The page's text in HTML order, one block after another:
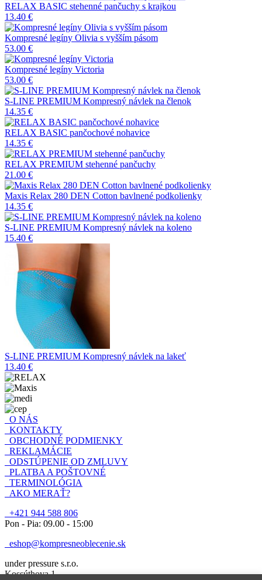
RELAX BASIC stehenné pančuchy s krajkou
13.40 €
Kompresné legíny Olivia s vyšším pásom
53.00 €
Kompresné legíny Victoria
53.00 €
S-LINE PREMIUM Kompresný návlek na členok
14.35 €
RELAX BASIC pančochové nohavice
14.35 €
RELAX PREMIUM stehenné pančuchy
21.00 €
Maxis Relax 280 DEN Cotton bavlnené podkolienky
14.35 €
S-LINE PREMIUM Kompresný návlek na koleno
15.40 €
S-LINE PREMIUM Kompresný návlek na lakeť
13.40 €
O NÁS
KONTAKTY
OBCHODNÉ PODMIENKY
REKLAMÁCIE
ODSTÚPENIE OD ZMLUVY
PLATBA A POŠTOVNÉ
TERMINOLÓGIA
AKO MERAŤ?
+421 944 588 806
Pon - Pia: 09.00 - 15:00
eshop@kompresneoblecenie.sk
under pressure s.r.o.
Kossúthova 1